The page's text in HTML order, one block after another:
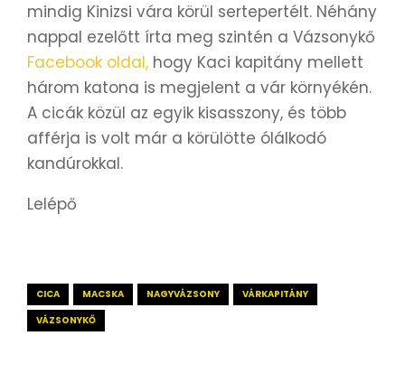
mindig Kinizsi vára körül sertepertélt. Néhány
nappal ezelőtt írta meg szintén a Vázsonykő
Facebook oldal, hogy Kaci kapitány mellett
három katona is megjelent a vár környékén.
A cicák közül az egyik kisasszony, és több
afférja is volt már a körülötte ólálkodó
kandúrokkal.
Lelépő
CICA MACSKA NAGYVÁZSONY
VÁRKAPITÁNY
VÁZSONYKŐ